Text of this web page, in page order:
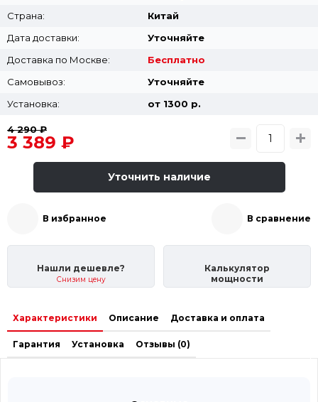
Страна:
Китай
Дата доставки:
Уточняйте
Доставка по Москве:
Бесплатно
Самовывоз:
Уточняйте
Установка:
от 1300 p.
4 290 ₽
3 389 ₽
Уточнить наличие
В избранное В сравнение
Нашли дешевле?
Снизим цену
Калькулятор
мощности
Характеристики Описание Доставка и оплата
Гарантия Установка Отзывы (0)